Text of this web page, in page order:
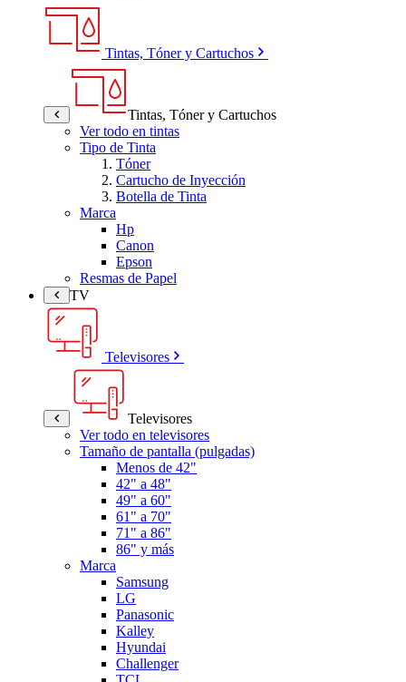
Tintas, Tóner y Cartuchos
Tintas, Tóner y Cartuchos
Ver todo en tintas
Tipo de Tinta
Tóner
Cartucho de Inyección
Botella de Tinta
Marca
Hp
Canon
Epson
Resmas de Papel
TV
Televisores
Televisores
Ver todo en televisores
Tamaño de pantalla (pulgadas)
Menos de 42"
42" a 48"
49" a 60"
61" a 70"
71" a 86"
86" y más
Marca
Samsung
LG
Panasonic
Kalley
Hyundai
Challenger